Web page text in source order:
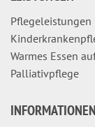
Pflegeleistungen
Warmes Essen
Palliativpflege
INFORMATIONEN